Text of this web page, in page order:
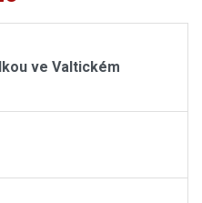
ve Valtickém